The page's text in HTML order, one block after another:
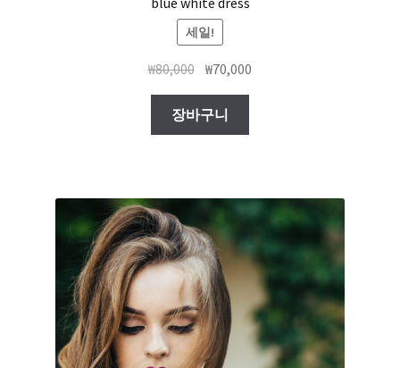
세일!
₩80,000 ₩70,000
장바구니